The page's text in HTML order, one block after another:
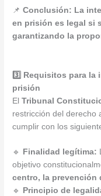
📌Conclusión: La
en prisión es legal si
garantizando la
3️⃣ Requisitos para
prisión
ElTribunal
restricción del derecho
cumplir con los
🔹 Finalidad legítima:
objetivo
centro, la prevención
🔹
Principio de